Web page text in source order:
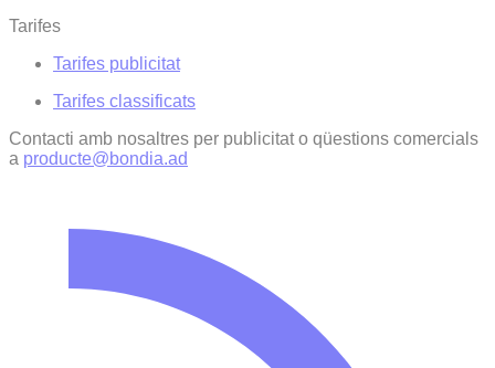
Tarifes
Tarifes publicitat
Tarifes classificats
Contacti amb nosaltres per publicitat o qüestions comercials
a producte@bondia.ad